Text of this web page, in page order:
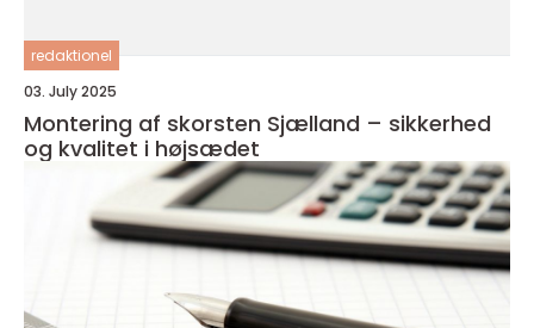
redaktionel
03. July 2025
Montering af skorsten Sjælland – sikkerhed
og kvalitet i højsædet